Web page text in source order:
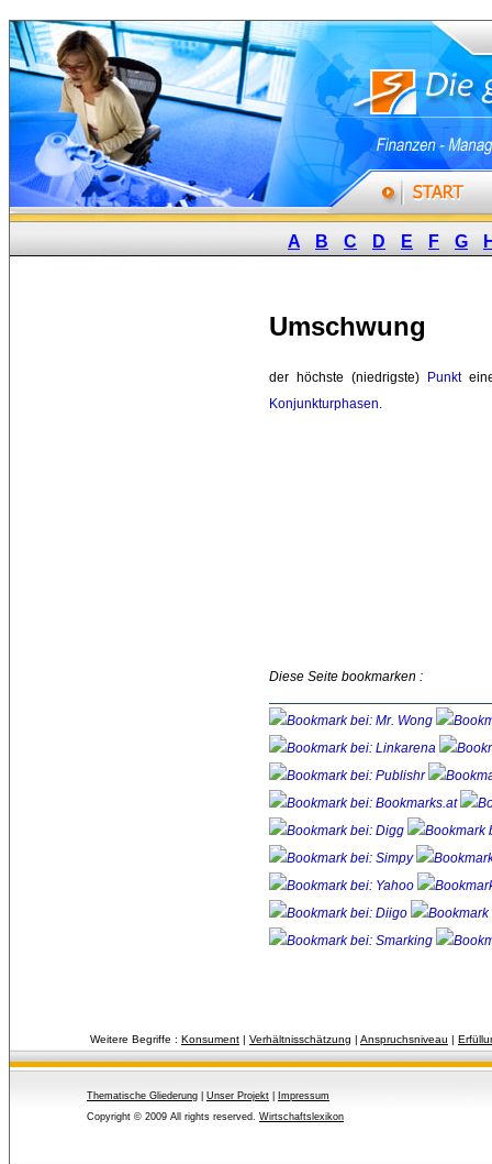
A B C D E F G
Umschwung
der höchste (niedrigste) Punkt
Konjunkturphasen.
Diese Seite bookmarken :
Weitere Begriffe : Konsument | Verhältnisschätzung | Anspruchsniveau |
Thematische Gliederung Unser Projekt
Impressum
Copyright © 2009 All rights reserved. Wirtschaftslexikon